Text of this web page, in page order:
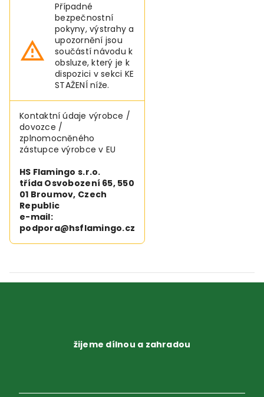
Případné
bezpečnostní
pokyny, výstrahy a
upozornění jsou
součástí návodu k
obsluze, který je k
dispozici v sekci KE
STAŽENÍ níže.
Kontaktní údaje výrobce /
dovozce /
zplnomocněného
zástupce výrobce v EU
HS Flamingo s.r.o.
třída Osvobození 65, 550
01 Broumov, Czech
Republic
e-mail:
podpora@hsflamingo.cz
žijeme dílnou a zahradou